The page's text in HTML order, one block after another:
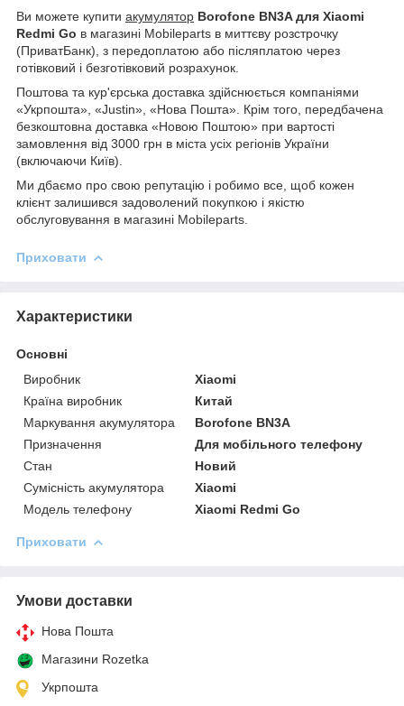
Ви можете купити акумулятор Borofone BN3A для Xiaomi
Redmi Go в магазині Mobileparts в миттєву розстрочку
(ПриватБанк), з передоплатою або післяплатою через
готівковий і безготівковий розрахунок.
Поштова та кур'єрська доставка здійснюється компаніями
«Укрпошта», «Justin», «Нова Пошта». Крім того, передбачена
безкоштовна доставка «Новою Поштою» при вартості
замовлення від 3000 грн в міста усіх регіонів України
(включаючи Київ).
Ми дбаємо про свою репутацію і робимо все, щоб кожен
клієнт залишився задоволений покупкою і якістю
обслуговування в магазині Mobileparts.
Приховати
Характеристики
Основні
Виробник
Xiaomi
Країна виробник
Китай
Маркування акумулятора
Borofone BN3A
Призначення
Для мобільного телефону
Стан
Новий
Сумісність акумулятора
Xiaomi
Модель телефону
Xiaomi Redmi Go
Приховати
Умови доставки
Нова Пошта
Магазини Rozetka
Укрпошта